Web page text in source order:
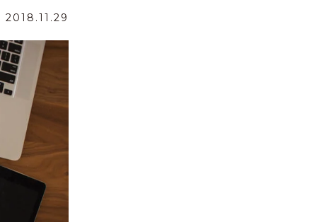
2018.11.29